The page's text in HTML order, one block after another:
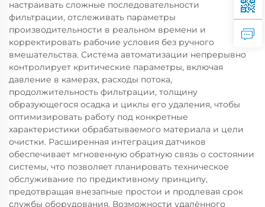
настраивать сложные последовательности
фильтрации, отслеживать параметры
производительности в реальном времени и
корректировать рабочие условия без ручного
вмешательства. Система автоматизации непрерывно
контролирует критические параметры, включая
давление в камерах, расходы потока,
продолжительность фильтрации, толщину
образующегося осадка и циклы его удаления, чтобы
оптимизировать работу под конкретные
характеристики обрабатываемого материала и цели
очистки. Расширенная интеграция датчиков
обеспечивает мгновенную обратную связь о состоянии
системы, что позволяет планировать техническое
обслуживание по предиктивному принципу,
предотвращая внезапные простои и продлевая срок
службы оборудования. Возможности удалённого